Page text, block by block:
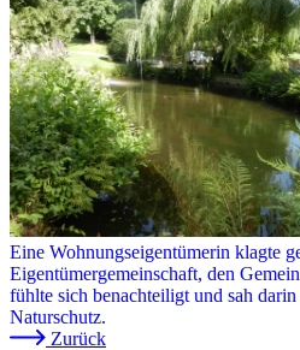
Eine Wohnungseigentümerin klagte
Eigentümergemeinschaft, den
fühlte sich benachteiligt und sah
Naturschutz.
Zurück